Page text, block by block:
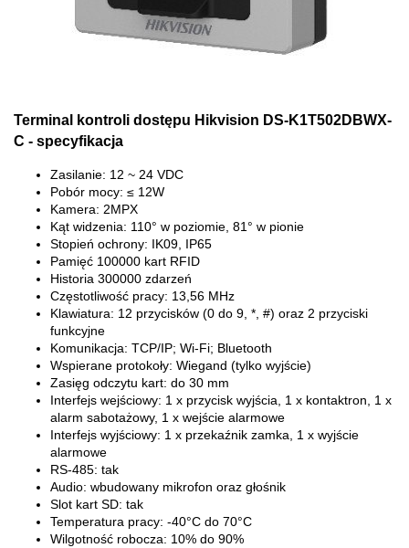
Terminal kontroli dostępu Hikvision DS-K1T502DBWX-
C - specyfikacja
Zasilanie: 12 ~ 24 VDC
Pobór mocy: ≤ 12W
Kamera: 2MPX
Kąt widzenia: 110° w poziomie, 81° w pionie
Stopień ochrony: IK09, IP65
Pamięć 100000 kart RFID
Historia 300000 zdarzeń
Częstotliwość pracy: 13,56 MHz
Klawiatura: 12 przycisków (0 do 9, *, #) oraz 2 przyciski
funkcyjne
Komunikacja: TCP/IP; Wi-Fi; Bluetooth
Wspierane protokoły: Wiegand (tylko wyjście)
Zasięg odczytu kart: do 30 mm
Interfejs wejściowy: 1 x przycisk wyjścia, 1 x kontaktron, 1 x
alarm sabotażowy, 1 x wejście alarmowe
Interfejs wyjściowy: 1 x przekaźnik zamka, 1 x wyjście
alarmowe
RS-485: tak
Audio: wbudowany mikrofon oraz głośnik
Slot kart SD: tak
Temperatura pracy: -40°C do 70°C
Wilgotność robocza: 10% do 90%